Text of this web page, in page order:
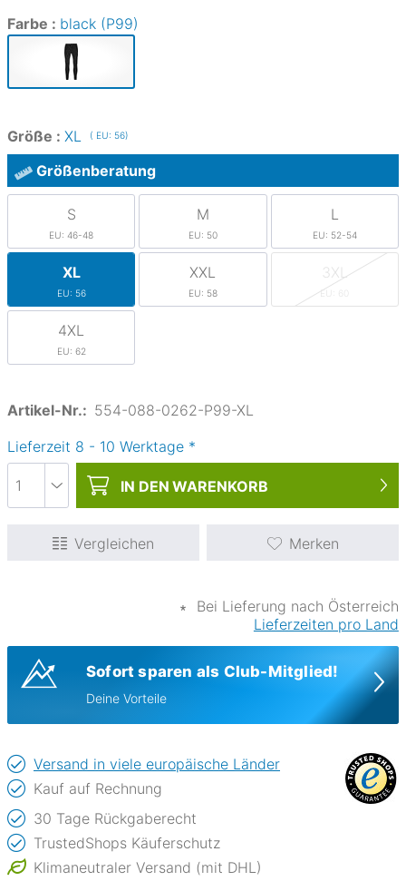
Farbe : black (P99)
Größe : XL ( EU: 56)
Größenberatung
S
EU: 46-48
M
EU: 50
L
EU: 52-54
XL
EU: 56
XXL
EU: 58
3XL
EU: 60
4XL
EU: 62
Artikel-Nr.: 554-088-0262-P99-XL
Lieferzeit 8 - 10 Werktage *
IN DEN WARENKORB
Vergleichen Merken
∗
Bei Lieferung nach Österreich
Lieferzeiten pro Land
Sofort sparen als Club-Mitglied!
Deine Vorteile
Versand in viele europäische Länder
Kauf auf Rechnung
30 Tage Rückgaberecht
TrustedShops Käuferschutz
Klimaneutraler Versand (mit DHL)